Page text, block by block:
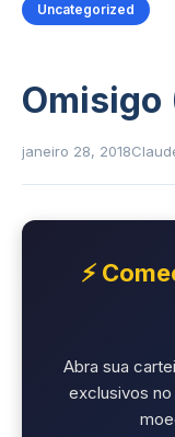
Uncategorized
Omisigo
janeiro 28, 2018
⚡
Abra sua
exclusivos